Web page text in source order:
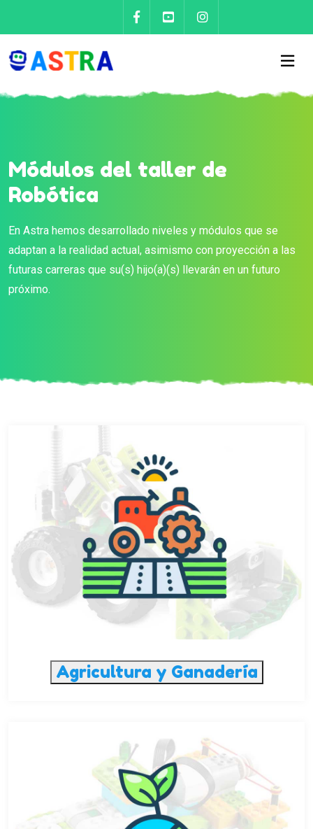
Síguenos en Facebook -
Síguenos en YouTube -
Síguenos en
Módulos del taller de
Robótica
En Astra hemos desarrollado niveles y módulos que se
adaptan a la realidad actual, asimismo con proyección a las
futuras carreras que su(s) hijo(a)(s) llevarán en un futuro
próximo.
Agricultura y Ganadería